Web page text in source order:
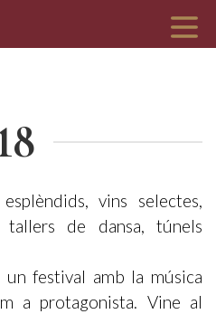
vins selectes,
tallers de dansa, túnels
festival amb la música
a protagonista. Vine al